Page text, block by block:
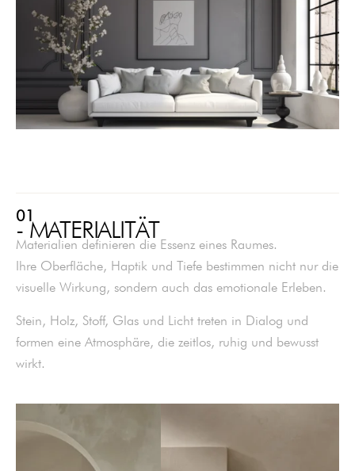
01
- MATERIALITÄT
Materialien definieren die Essenz eines Raumes.
Ihre Oberfläche, Haptik und Tiefe bestimmen nicht nur die
visuelle Wirkung, sondern auch das emotionale Erleben.
Stein, Holz, Stoff, Glas und Licht treten in Dialog und
formen eine Atmosphäre, die zeitlos, ruhig und bewusst
wirkt.